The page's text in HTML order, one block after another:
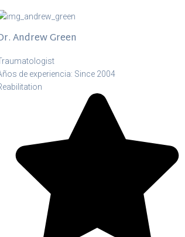
Andrew Green
de experiencia: Since 2004